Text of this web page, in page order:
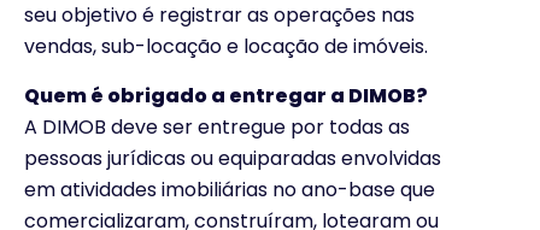
seu objetivo é registrar as operações nas
vendas, sub-locação e locação de imóveis.
Quem é obrigado a entregar a DIMOB?
A DIMOB deve ser entregue por todas as
pessoas jurídicas ou equiparadas envolvidas
em atividades imobiliárias no ano-base que
comercializaram, construíram, lotearam ou